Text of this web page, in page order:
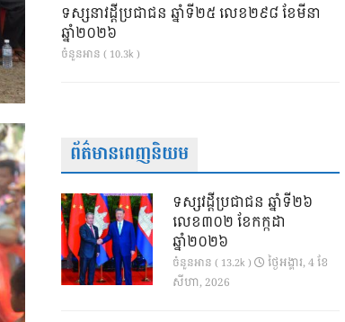
ទស្សនាវដ្ដីប្រជាជន ឆ្នាំទី២៥ លេខ២៩៨ ខែមីនា
ឆ្នាំ២០២៦
ចំនួនអាន ( 10.3k )
ព័ត៌មានពេញនិយម
ទស្សវដ្តីប្រជាជន ឆ្នាំទី២៦
លេខ៣០២ ខែកក្កដា
ឆ្នាំ២០២៦
ចំនួនអាន ( 13.2k )
ថ្ងៃ​អង្គារ, 4 ខែ​
សីហា, 2026